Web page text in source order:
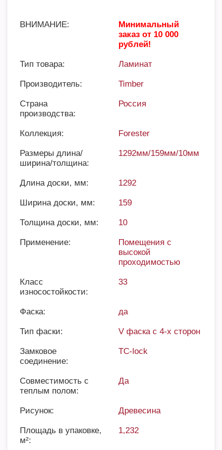
ВНИМАНИЕ:
Минимальный
заказ от 10 000
рублей!
Тип товара: Ламинат
Производитель: Timber
Страна
производства:
Россия
Коллекция: Forester
Размеры длина/
ширина/толщина:
1292мм/159мм/10мм
Длина доски, мм: 1292
Ширина доски, мм: 159
Толщина доски, мм: 10
Применение:
Помещения с
высокой
проходимостью
Класс
износостойкости:
33
Фаска: да
Тип фаски: V фаска с 4-х сторон
Замковое
соединение:
TC-lock
Совместимость с
теплым полом:
Да
Рисунок: Древесина
Площадь в упаковке,
м²:
1,232